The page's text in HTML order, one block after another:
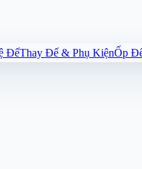
ĐếThay Đế & Phụ KiệnỐp